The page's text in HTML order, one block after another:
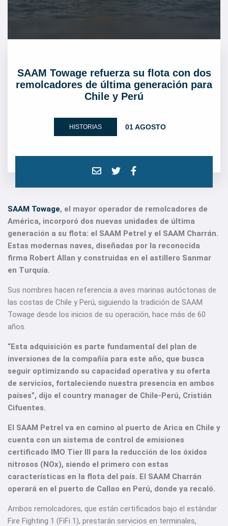
SAAM Towage refuerza su flota con dos
remolcadores de última generación para
Chile y Perú
HISTORIAS 01 AGOSTO
SAAM Towage, el mayor operador de remolcadores de
América, incorporó dos nuevas unidades de última
generación a su flota: el SAAM Petrel y el SAAM Charrán.
Estas modernas naves, diseñadas por la reconocida
firma Robert Allan y construidas en el astillero Sanmar
en Turquía.
Sus nombres hacen referencia a aves marinas autóctonas de
las costas de Chile y Perú, siguiendo la tradición de SAAM
Towage desde los inicios de su operación, hace más de 60
años.
“Esta adquisición es parte fundamental del plan de
inversiones de la compañía para este año, que busca
seguir optimizando su capacidad operativa y su oferta
de servicios, fortaleciendo nuestra presencia en ambos
países”, dijo el country manager de Chile-Perú, Cristián
Cifuentes.
El SAAM Petrel va en camino al puerto de Arica en Chile y
cuenta con un sistema de control de emisiones
certificado IMO Tier III para la reducción de los óxidos
nitrosos (NOx), siendo el primero con estas
características en la flota del país. El SAAM Charrán
operará en el puerto de Callao en Perú, donde ya recaló.
Ambos remolcadores, que están certificados bajo el estándar
Fire Fighting 1 (FiFi 1), prestarán servicios en terminales,